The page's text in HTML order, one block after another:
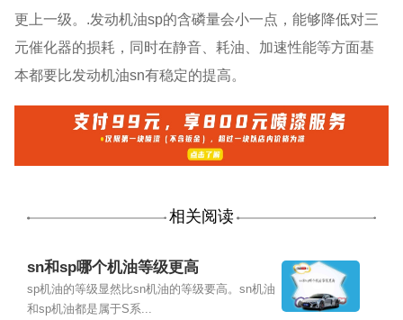
更上一级。.发动机油sp的含磷量会小一点，能够降低对三
元催化器的损耗，同时在静音、耗油、加速性能等方面基
本都要比发动机油sn有稳定的提高。
相关阅读
sn和sp哪个机油等级更高
sp机油的等级显然比sn机油的等级要高。sn机油
和sp机油都是属于S系...